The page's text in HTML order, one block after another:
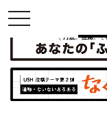
toggle navigation